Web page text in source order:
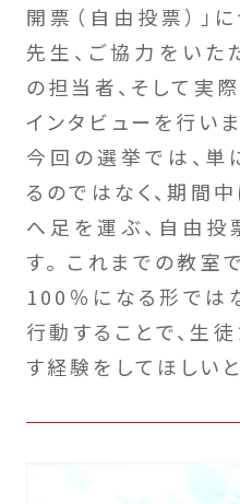
開票（自由投票）」
先生、ご協力をい
の担当者、そして実
インタビューを行いま
今回の選挙では、
るのではなく、期間
へ足を運ぶ、自由
す。 これまでの教室
100％になる形では
行動することで、生
す経験をしてほしい